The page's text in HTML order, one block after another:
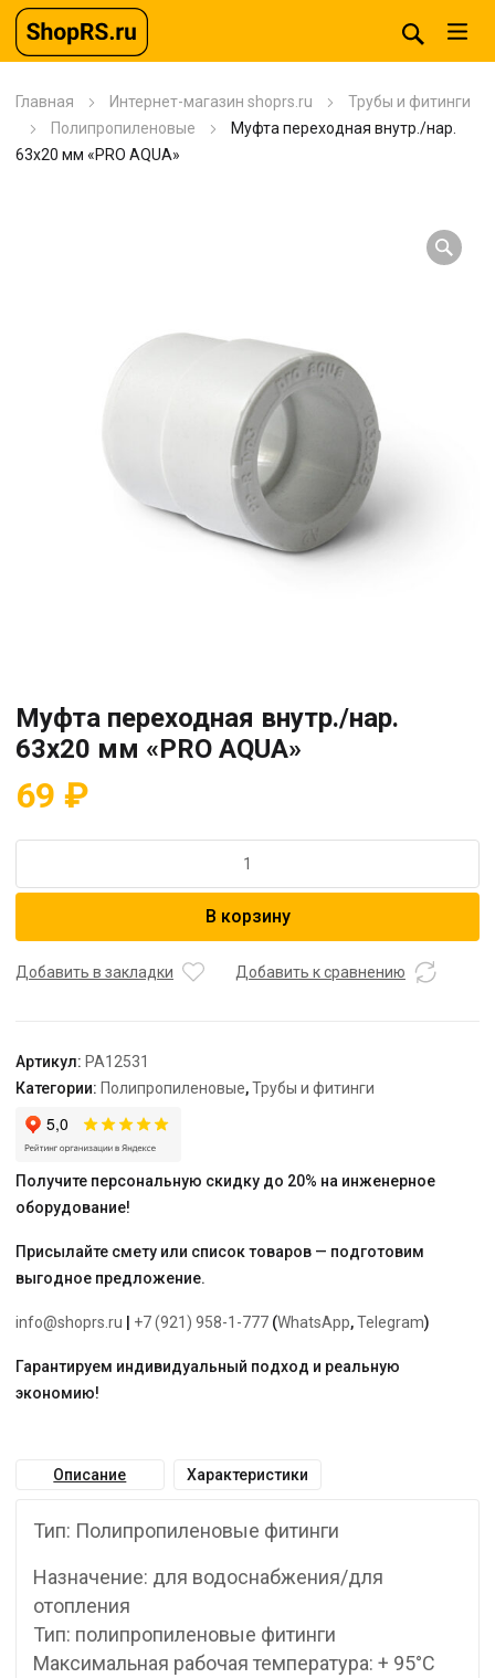
Главная Интернет-магазин shoprs.ru
Трубы и фитинги
Полипропиленовые
Муфта переходная внутр./нар.
63х20 мм «PRO AQUA»
Муфта переходная внутр./нар.
63х20 мм «PRO AQUA»
69 ₽
Муфта
нар.
AQUA"
В корзину
Добавить в закладки Добавить к сравнению
Артикул: PA12531
Категории: Полипропиленовые,Трубы и фитинги
Получите персональную скидку до 20% на инженерное
оборудование!
Присылайте смету или список товаров — подготовим
выгодное предложение.
info@shoprs.ru +7 (921) 958-1-777 (WhatsApp,Telegram)
Гарантируем индивидуальный подход и реальную
экономию!
Описание Характеристики
Тип: Полипропиленовые фитинги
Назначение: для водоснабжения/для
отопления
Тип: полипропиленовые фитинги
Максимальная рабочая температура: + 95°С